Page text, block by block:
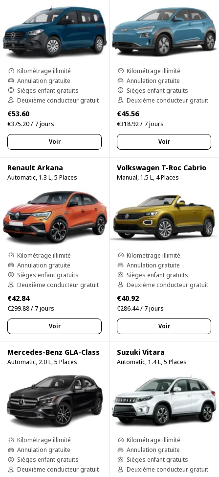
Kilométrage illimité
Annulation gratuite
Sièges enfant gratuits
Deuxième conducteur gratuit
€53.60
€375.20 / 7 jours
Voir
Kilométrage illimité
Annulation gratuite
Sièges enfant gratuits
Deuxième conducteur gratuit
€45.56
€318.92 / 7 jours
Voir
Renault Arkana
Automatic, 1.3 L, 5 Places
Kilométrage illimité
Annulation gratuite
Sièges enfant gratuits
Deuxième conducteur gratuit
€42.84
€299.88 / 7 jours
Voir
Volkswagen T-Roc Cabrio
Manual, 1.5 L, 4 Places
Kilométrage illimité
Annulation gratuite
Sièges enfant gratuits
Deuxième conducteur gratuit
€40.92
€286.44 / 7 jours
Voir
Mercedes-Benz GLA-Class
Automatic, 2.0 L, 5 Places
Kilométrage illimité
Annulation gratuite
Sièges enfant gratuits
Deuxième conducteur gratuit
Suzuki Vitara
Automatic, 1.4 L, 5 Places
Kilométrage illimité
Annulation gratuite
Sièges enfant gratuits
Deuxième conducteur gratuit